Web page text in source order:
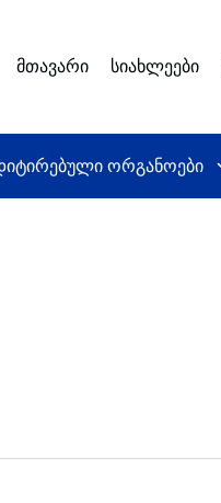
მთავარი სიახლეები
ორგანოები